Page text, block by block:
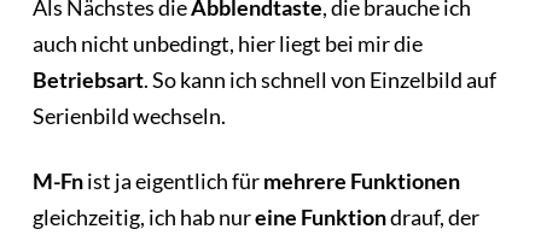
Als Nächstes dieAbblendtaste, die brauche ich
auch nicht unbedingt, hier liegt bei mir die
Betriebsart. So kann ich schnell von Einzelbild auf
Serienbild wechseln.
M-Fnist ja eigentlich fürmehrere Funktionen
gleichzeitig, ich hab nureine Funktiondrauf, der